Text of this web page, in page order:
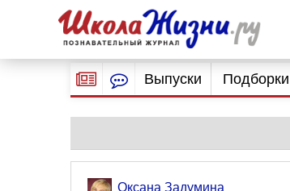
Выпуски Подборки
Оксана Задумина